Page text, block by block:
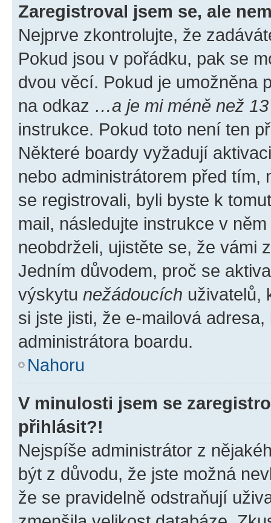
Zaregistroval jsem se, ale
Nejprve zkontrolujte, že
Pokud jsou v pořádku, pak se
dvou věcí. Pokud je umožněna
na odkaz …a je mi méně než
instrukce. Pokud toto není ten
Některé boardy vyžadují
nebo administrátorem před tím,
se registrovali, byli byste k
mail, následujte instrukce v
neobdrželi, ujistěte se, že vámi
Jedním důvodem, proč se
výskytu nežádoucích uživatelů,
si jste jisti, že e-mailová
administrátora boardu.
Nahoru
V minulosti jsem se
přihlásit?!
Nejspíše administrátor z
být z důvodu, že jste možná
že se pravidelně odstraňují